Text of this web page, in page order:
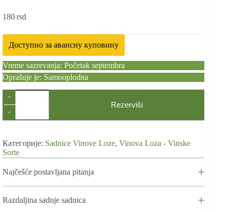
180rsd
Доступно за авансну куповину
Vreme sazrevanja: Početak septembra
Oprašuje je: Samooplodna
Sadnice
Loze
Vranac
Rezerviši
Категорије: Sadnice Vinove Loze, Vinova Loza - Vinske
Sorte
Najčešće postavljana pitanja
Razdaljina sadnje sadnica